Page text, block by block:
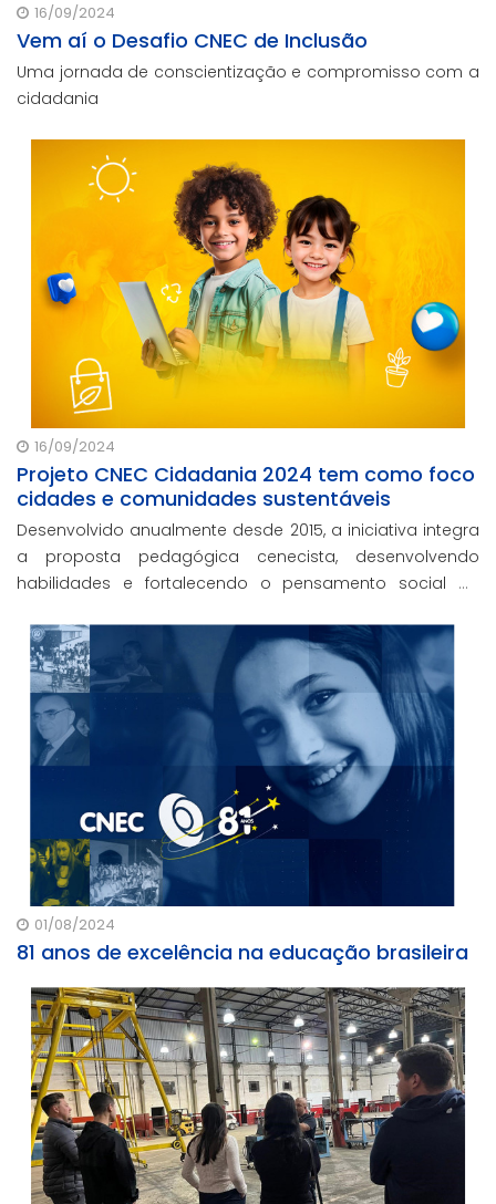
16/09/2024
Vem aí o Desafio CNEC de Inclusão
Uma jornada de conscientização e compromisso com a
cidadania
16/09/2024
Projeto CNEC Cidadania 2024 tem como foco
cidades e comunidades sustentáveis
Desenvolvido anualmente desde 2015, a iniciativa integra
a proposta pedagógica cenecista, desenvolvendo
habilidades e fortalecendo o pensamento social de
01/08/2024
81 anos de excelência na educação brasileira